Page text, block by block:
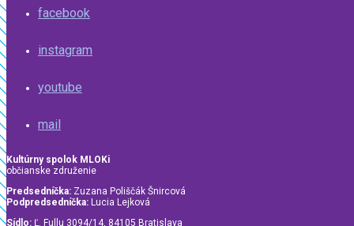
facebook
instagram
youtube
mail
Kultúrny spolok MLOKi
občianske združenie
Predsedníčka: Zuzana Poliščák Šnircová
Podpredsedníčka: Lucia Lejková
Sídlo: Ľ. Fullu 3094/14, 84105 Bratislava